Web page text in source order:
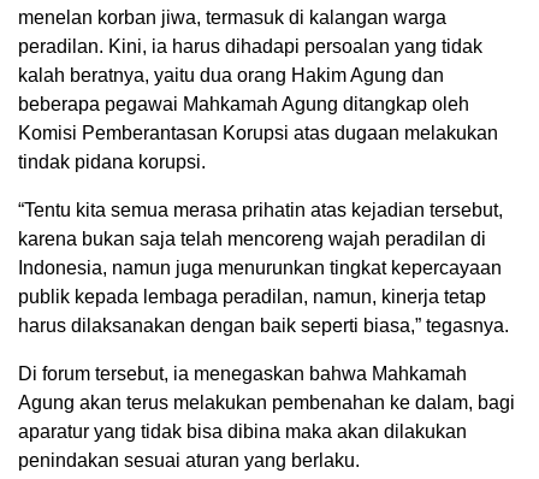
menelan korban jiwa, termasuk di kalangan warga
peradilan. Kini, ia harus dihadapi persoalan yang tidak
kalah beratnya, yaitu dua orang Hakim Agung dan
beberapa pegawai Mahkamah Agung ditangkap oleh
Komisi Pemberantasan Korupsi atas dugaan melakukan
tindak pidana korupsi.
“Tentu kita semua merasa prihatin atas kejadian tersebut,
karena bukan saja telah mencoreng wajah peradilan di
Indonesia, namun juga menurunkan tingkat kepercayaan
publik kepada lembaga peradilan, namun, kinerja tetap
harus dilaksanakan dengan baik seperti biasa,” tegasnya.
Di forum tersebut, ia menegaskan bahwa Mahkamah
Agung akan terus melakukan pembenahan ke dalam, bagi
aparatur yang tidak bisa dibina maka akan dilakukan
penindakan sesuai aturan yang berlaku.